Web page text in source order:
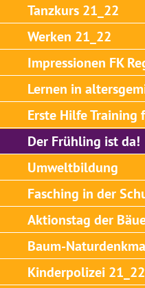
Tanzkurs 21_22
Werken 21_22
Impressionen FK
Lernen in
Erste Hilfe Training
Der Frühling ist da!
Umweltbildung
Fasching in der
Aktionstag der
Baum-
Kinderpolizei 21_22